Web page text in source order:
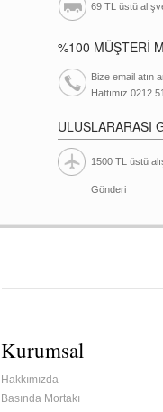
69 TL üstü
%100 MÜŞTERİ
Bize email atın
Hattımız 0212
ULUSLARARASI
1500 TL üstü
Gönderi
Kurumsal
Hakkımızda
Basında Mortakı